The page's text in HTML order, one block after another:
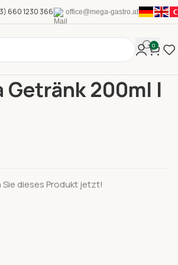
660 1230 366 office@mega-gastro.at
0
Getränk 200ml I
dieses Produkt jetzt!